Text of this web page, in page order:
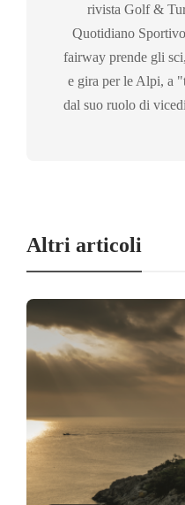
rivista Golf &
Quotidiano
fairway prende gli
e gira per le Alpi, a
dal suo ruolo di
Altri articoli